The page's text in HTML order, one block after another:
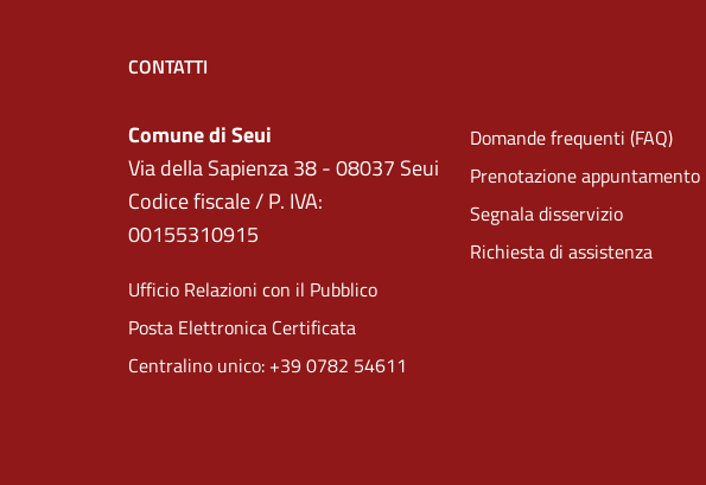
CONTATTI
Comune di Seui
Via della Sapienza 38 - 08037 Seui
Codice fiscale / P. IVA:
00155310915
Ufficio Relazioni con il Pubblico
Posta Elettronica Certificata
Centralino unico: +39 0782 54611
Domande frequenti (FAQ)
Prenotazione appuntamento
Segnala disservizio
Richiesta di assistenza